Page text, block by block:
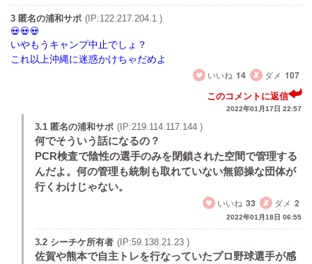
3 匿名の浦和サポ (IP:122.217.204.1 )
いやもうキャンプ中止でしょ？
これ以上沖縄に迷惑かけちゃだめよ
いいね 14 ダメ 107
このコメントに返信
2022年01月17日 22:57
3.1 匿名の浦和サポ (IP:219.114.117.144 )
何でそういう話になるの？
PCR検査で陰性の選手のみを閉鎖された空間で管理する
んだよ。何の管理も統制も取れていない無節操な団体が
行くわけじゃない。
いいね 33 ダメ 2
2022年01月18日 06:55
3.2 シーチケ所有者 (IP:59.138.21.23 )
佐賀や熊本で自主トレを行なっていたプロ野球選手が感